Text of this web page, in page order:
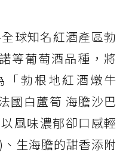
球知名紅酒產區勃
等葡萄酒品種，將
「勃根地紅酒燉牛
國白蘆筍 海膽沙巴
風味濃郁卻口感輕
生海膽的甜香添附